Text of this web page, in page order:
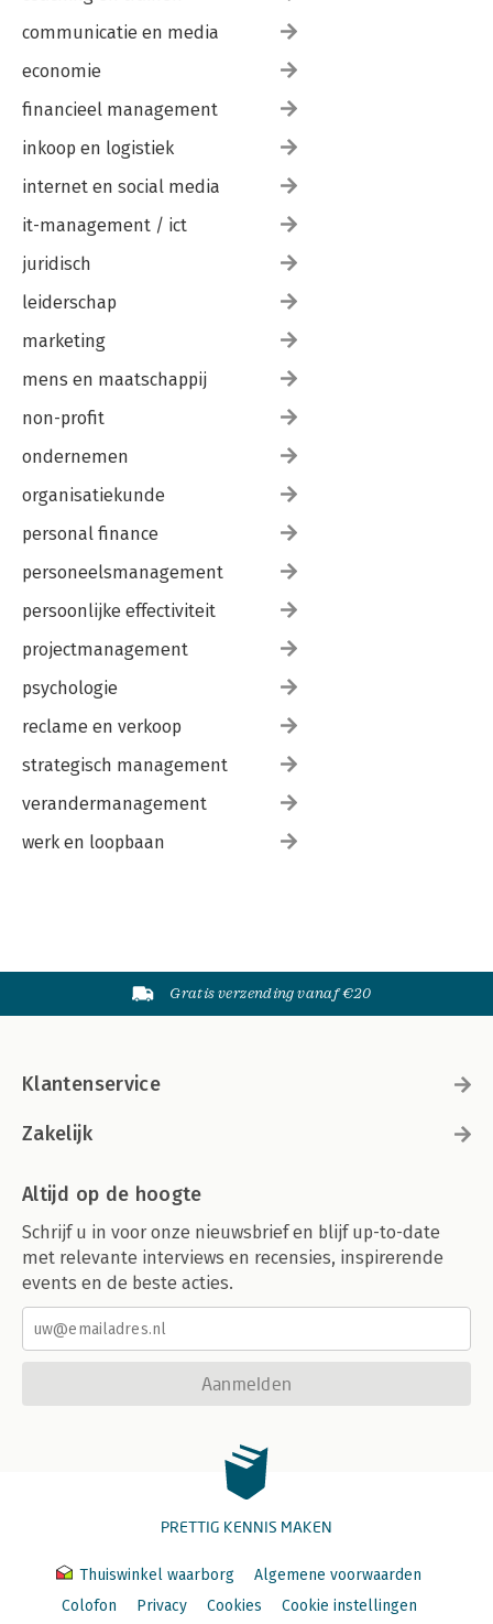
communicatie en media
economie
financieel management
inkoop en logistiek
internet en social media
it-management / ict
juridisch
leiderschap
marketing
mens en maatschappij
non-profit
ondernemen
organisatiekunde
personal finance
personeelsmanagement
persoonlijke effectiviteit
projectmanagement
psychologie
reclame en verkoop
strategisch management
verandermanagement
werk en loopbaan
Gratis verzending vanaf €20
Klantenservice
Zakelijk
Altijd op de hoogte
Schrijf u in voor onze nieuwsbrief en blijf up-to-date
met relevante interviews en recensies, inspirerende
events en de beste acties.
Aanmelden
PRETTIG KENNIS MAKEN
Thuiswinkel waarborg
Algemene voorwaarden
Colofon
Privacy Cookies Cookie instellingen